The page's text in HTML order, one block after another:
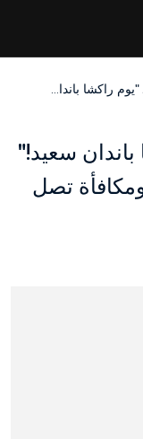
توزيع المكافآت لـ "يوم راكشا باندان سعيد!" تداول للحصول على الراخي ومكافأة تصل إلى 1080 USDT!
باندان سعيد!"
تصل